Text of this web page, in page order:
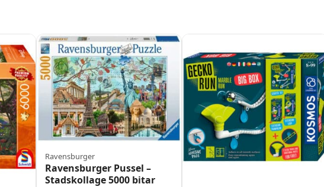
Ravensburger
Ravensburger Pussel –
Stadskollage 5000 bitar